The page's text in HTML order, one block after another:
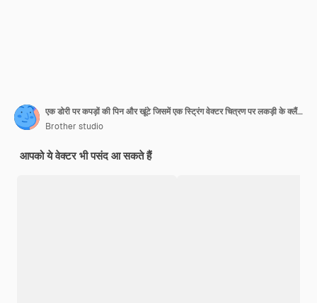
एक डोरी पर कपड़ों की पिन और खूंटे जिसमें एक स्ट्रिंग वेक्टर चित्रण पर लकड़ी के क्लैंप पिन हैं
Brother studio
आपको ये वेक्टर भी पसंद आ सकते हैं